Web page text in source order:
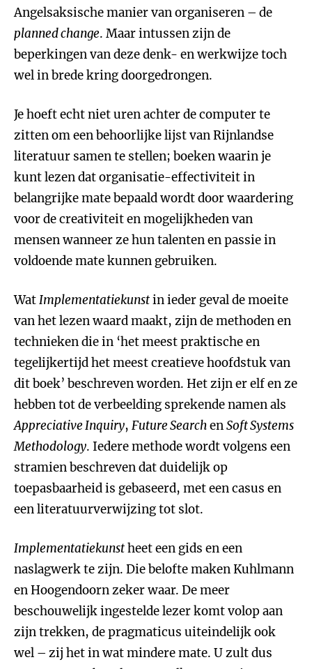
Angelsaksische manier van organiseren – de
planned change. Maar intussen zijn de
beperkingen van deze denk- en werkwijze toch
wel in brede kring doorgedrongen.
Je hoeft echt niet uren achter de computer te
zitten om een behoorlijke lijst van Rijnlandse
literatuur samen te stellen; boeken waarin je
kunt lezen dat organisatie-effectiviteit in
belangrijke mate bepaald wordt door waardering
voor de creativiteit en mogelijkheden van
mensen wanneer ze hun talenten en passie in
voldoende mate kunnen gebruiken.
WatImplementatiekunstin ieder geval de moeite
van het lezen waard maakt, zijn de methoden en
technieken die in ‘het meest praktische en
tegelijkertijd het meest creatieve hoofdstuk van
dit boek’ beschreven worden. Het zijn er elf en ze
hebben tot de verbeelding sprekende namen als
Appreciative Inquiry, Future SearchenSoft Systems
Methodology. Iedere methode wordt volgens een
stramien beschreven dat duidelijk op
toepasbaarheid is gebaseerd, met een casus en
een literatuurverwijzing tot slot.
Implementatiekunstheet een gids en een
naslagwerk te zijn. Die belofte maken Kuhlmann
en Hoogendoorn zeker waar. De meer
beschouwelijk ingestelde lezer komt volop aan
zijn trekken, de pragmaticus uiteindelijk ook
wel – zij het in wat mindere mate. U zult dus